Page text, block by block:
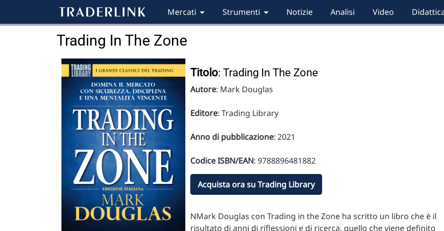
Mercati Strumenti Notizie Analisi Video
Trading In The Zone
Titolo: Trading In The Zone
Autore: Mark Douglas
Editore: Trading Library
Anno di pubblicazione: 2021
Codice ISBN/EAN: 9788896481882
Acquista ora su Trading Library
NMark Douglas con Trading in the Zone ha scritto un libro che è il
risultato di anni di riflessioni e di ricerca, quello che viene definito